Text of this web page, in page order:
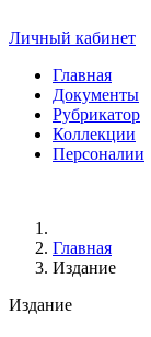
Личный кабинет
Главная
Документы
Рубрикатор
Коллекции
Персоналии
Главная
Издание
Издание